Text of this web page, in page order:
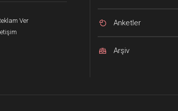
Ver
Anketler
Arşiv